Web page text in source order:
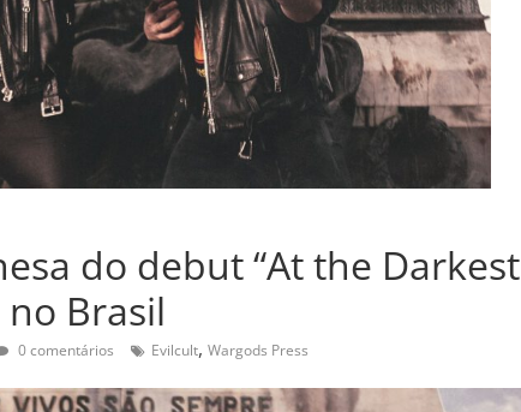
do debut “At the Darkest
Brasil
0 comentários Evilcult, Wargods Press